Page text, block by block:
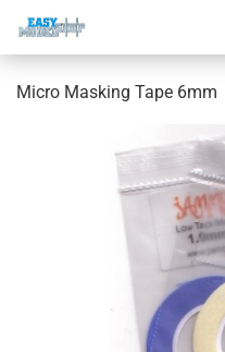
Micro Masking Tape 6mm